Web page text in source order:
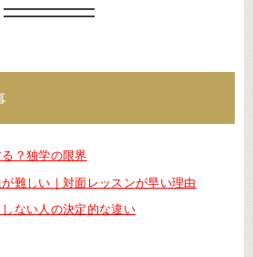
？独学の限界
難しい｜対面レッスンが早い理由
ない人の決定的な違い